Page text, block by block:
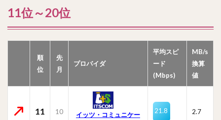
11位～20位
順
位
先
月
プロバイダ
平均スピ
ード
(Mbps)
MB/s
換算
値
11 10
イッツ・コミュニケー
21.8 2.7